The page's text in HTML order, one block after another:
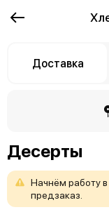
Доставка
Десерты
Начнём работув
предзаказ.